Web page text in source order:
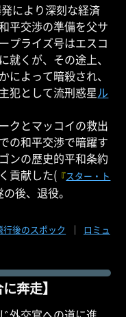
により深刻な経済
平交渉の準備を父サ
プライズ号はエスコ
くが、その途上、
よって暗殺され、
犯として流刑惑星ル
クとマッコイの救出
の和平交渉で暗躍す
ンの歴史的平和条約
貢献した( 『スター・ト
後、退役。
行後のスポック ｜
ロミュ
奔走】